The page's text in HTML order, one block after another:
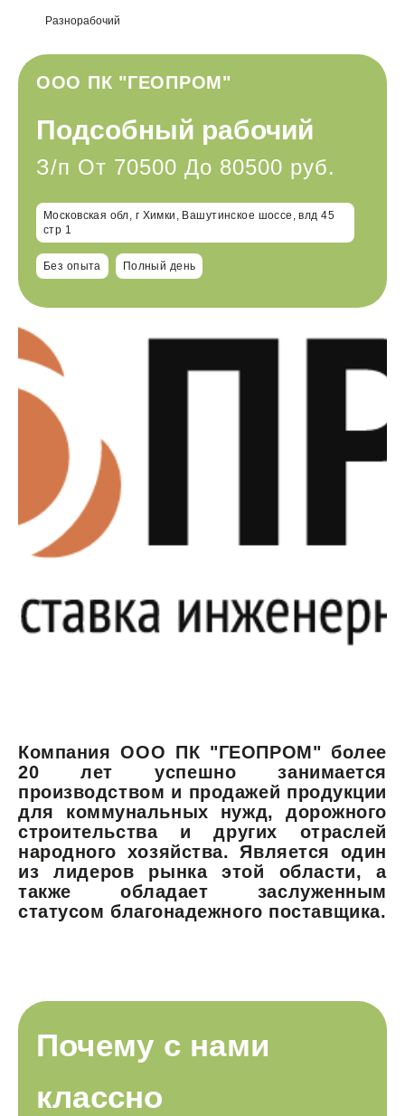
ООО ПК "ГЕОПРОМ"
Разнорабочий
Подсобный рабочий
З/п От 70500 До 80500 руб.
Московская обл, г Химки, Вашутинское шоссе, влд 45
стр 1
Без опыта Полный день
Компания ООО ПК "ГЕОПРОМ" более
20 лет успешно занимается
производством и продажей продукции
для коммунальных нужд, дорожного
строительства и других отраслей
народного хозяйства. Является один
из лидеров рынка этой области, а
также обладает заслуженным
статусом благонадежного поставщика.
Почему с нами
классно